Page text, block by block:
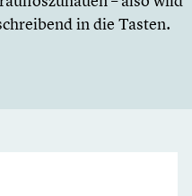
in die Tasten.